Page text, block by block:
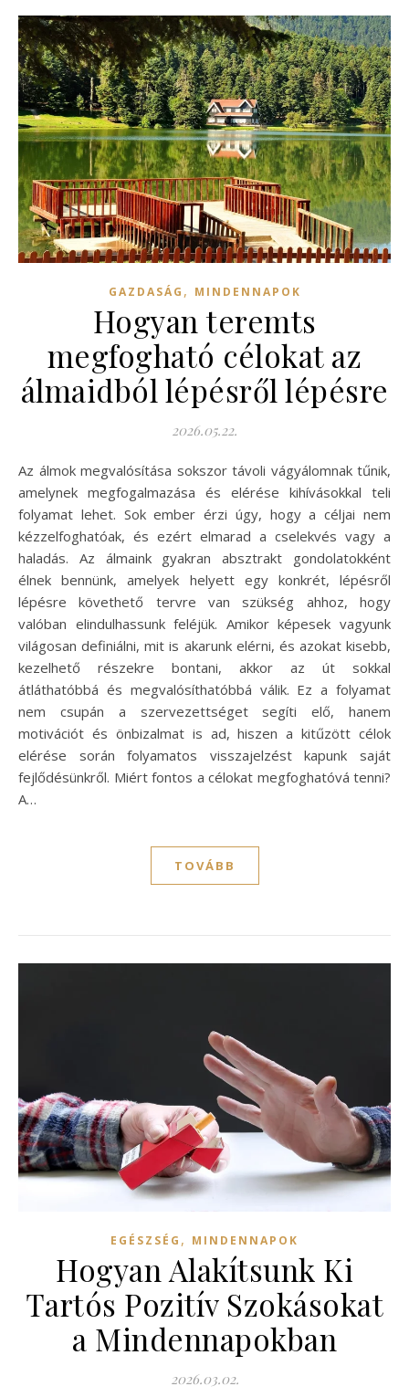
GAZDASÁG , MINDENNAPOK
Hogyan teremts
megfogható célokat az
álmaidból lépésről lépésre
2026.05.22.
Az álmok megvalósítása sokszor távoli vágyálomnak tűnik,
amelynek megfogalmazása és elérése kihívásokkal teli
folyamat lehet. Sok ember érzi úgy, hogy a céljai nem
kézzelfoghatóak, és ezért elmarad a cselekvés vagy a
haladás. Az álmaink gyakran absztrakt gondolatokként
élnek bennünk, amelyek helyett egy konkrét, lépésről
lépésre követhető tervre van szükség ahhoz, hogy
valóban elindulhassunk feléjük. Amikor képesek vagyunk
világosan definiálni, mit is akarunk elérni, és azokat kisebb,
kezelhető részekre bontani, akkor az út sokkal
átláthatóbbá és megvalósíthatóbbá válik. Ez a folyamat
nem csupán a szervezettséget segíti elő, hanem
motivációt és önbizalmat is ad, hiszen a kitűzött célok
elérése során folyamatos visszajelzést kapunk saját
fejlődésünkről. Miért fontos a célokat megfoghatóvá tenni?
A…
TOVÁBB
EGÉSZSÉG , MINDENNAPOK
Hogyan Alakítsunk Ki
Tartós Pozitív Szokásokat
a Mindennapokban
2026.03.02.